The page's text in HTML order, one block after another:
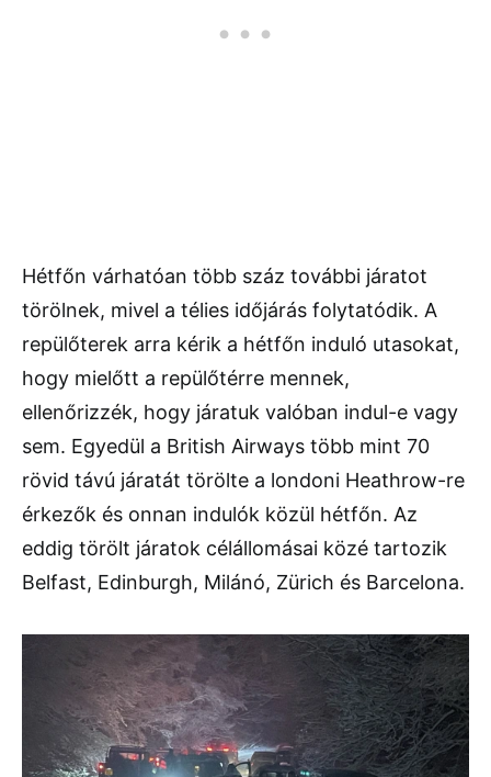
Hétfőn várhatóan több száz további járatot
törölnek, mivel a télies időjárás folytatódik. A
repülőterek arra kérik a hétfőn induló utasokat,
hogy mielőtt a repülőtérre mennek,
ellenőrizzék, hogy járatuk valóban indul-e vagy
sem. Egyedül a British Airways több mint 70
rövid távú járatát törölte a londoni Heathrow-re
érkezők és onnan indulók közül hétfőn. Az
eddig törölt járatok célállomásai közé tartozik
Belfast, Edinburgh, Milánó, Zürich és Barcelona.